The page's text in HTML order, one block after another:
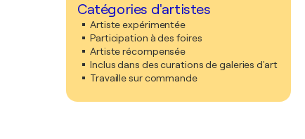
Catégories d'artistes
Artiste expérimentée
Participation à des foires
Artiste récompensée
Inclus dans des curations de galeries d'art
Travaille sur commande